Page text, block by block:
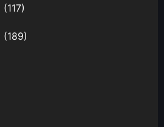
(117)
(189)